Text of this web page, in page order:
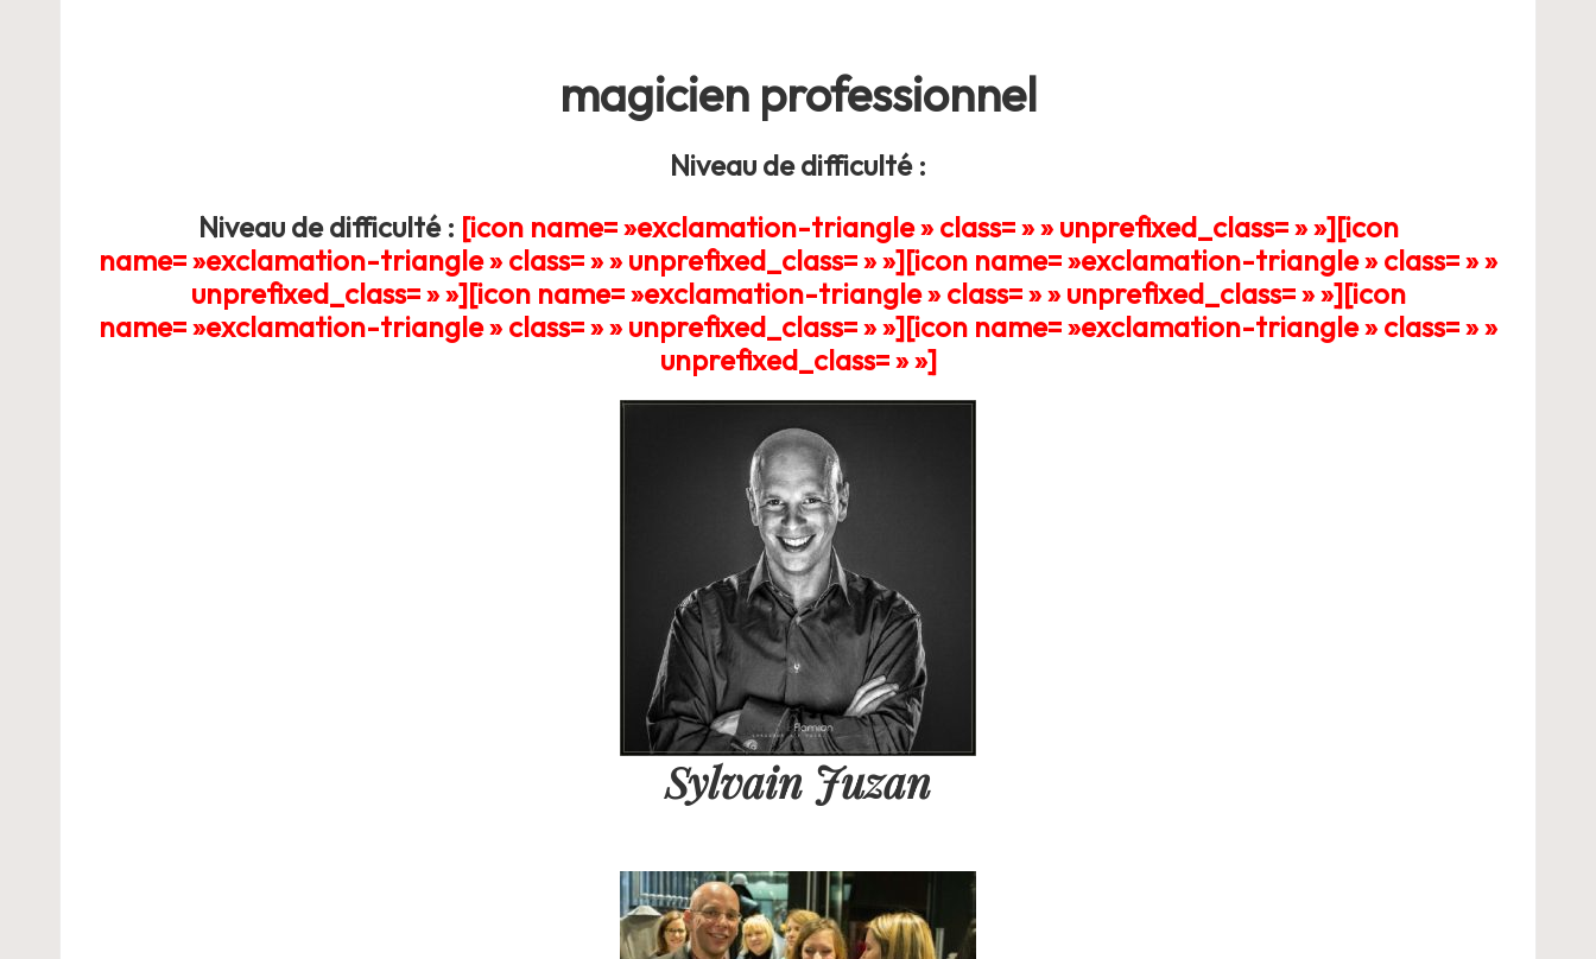
magicien professionnel
Niveau de difficulté :
Niveau de difficulté : [icon name= »exclamation-triangle » class= » » unprefixed_class= » »][icon
name= »exclamation-triangle » class= » » unprefixed_class= » »][icon name= »exclamation-triangle » class= » »
unprefixed_class= » »][icon name= »exclamation-triangle » class= » » unprefixed_class= » »][icon
name= »exclamation-triangle » class= » » unprefixed_class= » »][icon name= »exclamation-triangle » class= » »
unprefixed_class= » »]
Sylvain Juzan